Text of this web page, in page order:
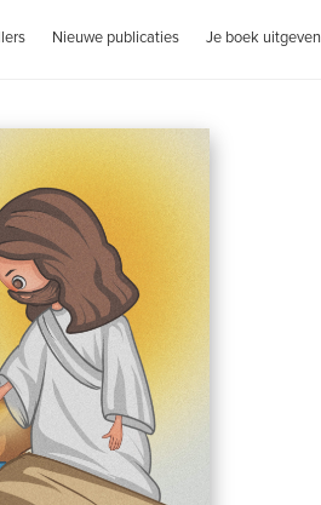
Nieuwe publicaties Je boek uitgeven